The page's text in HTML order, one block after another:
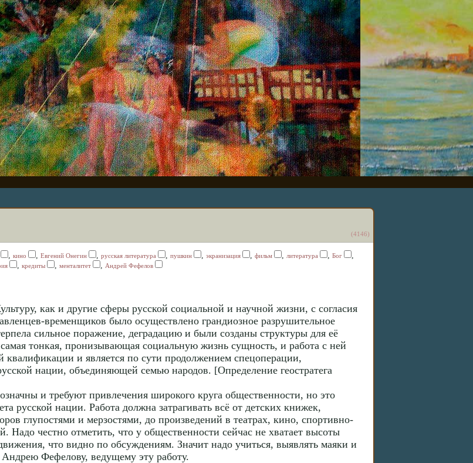
(4146)
, кино , Евгений Онегин , русская литература , пушкин , экранизация , фильм , литература , Бог ,
, кредиты , менталитет , Андрей Фефелов
как и другие сферы русской социальной и научной жизни, с согласия
временщиков было осуществлено грандиозное разрушительное
сильное поражение, деградацию и были созданы структуры для её
тонкая, пронизывающая социальную жизнь сущность, и работа с ней
квалификации и является по сути продолжением спецоперации,
нации, объединяющей семью народов. [Определение геостратега
и требуют привлечения широкого круга общественности, но это
русской нации. Работа должна затрагивать всё от детских книжек,
глупостями и мерзостями, до произведений в театрах, кино, спортивно-
Надо честно отметить, что у общественности сейчас не хватает высоты
что видно по обсуждениям. Значит надо учиться, выявлять маяки и
Фефелову, ведущему эту работу.